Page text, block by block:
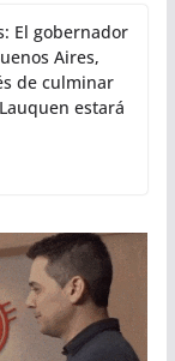
El gobernador
Aires,
de culminar
estará